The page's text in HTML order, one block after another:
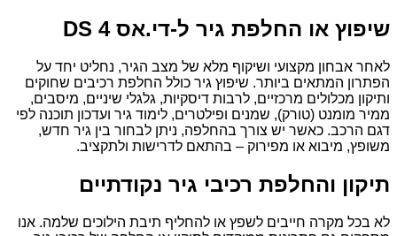
שיפוץ או החלפת גיר ל-די.אס DS 4
לאחר אבחון מקצועי ושיקוף מלא של מצב הגיר, נחליט יחד על
הפתרון המתאים ביותר. שיפוץ גיר כולל החלפת רכיבים שחוקים
ותיקון מכלולים מרכזיים, לרבות דיסקיות, גלגלי שיניים, מיסבים,
ממיר מומנט (טורק), שמנים ופילטרים, לימוד גיר ועדכון תוכנה לפי
דגם הרכב. כאשר יש צורך בהחלפה, ניתן לבחור בין גיר חדש,
משופץ, מיבוא או מפירוק – בהתאם לדרישות ולתקציב.
תיקון והחלפת רכיבי גיר נקודתיים
לא בכל מקרה חייבים לשפץ או להחליף תיבת הילוכים שלמה. אנו